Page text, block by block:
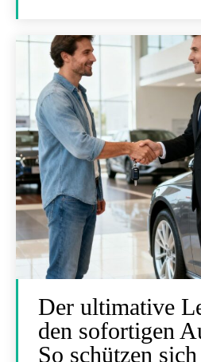
Der ultimative
den sofortigen
So schützen